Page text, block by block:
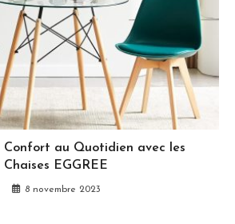
Confort au Quotidien avec les
Chaises EGGREE
8 novembre 2023